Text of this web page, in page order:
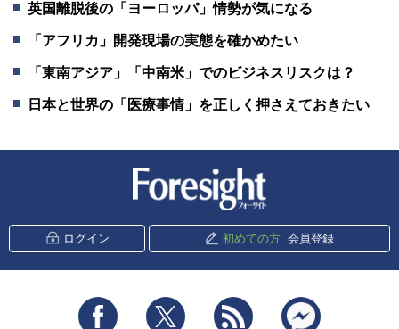
英国離脱後の「ヨーロッパ」情勢が気になる
「アフリカ」開発現場の実態を確かめたい
「東南アジア」「中南米」でのビジネスリスクは？
日本と世界の「医療事情」を正しく押さえておきたい
ログイン 初めての方 会員登録
Facebook Twitter RSS